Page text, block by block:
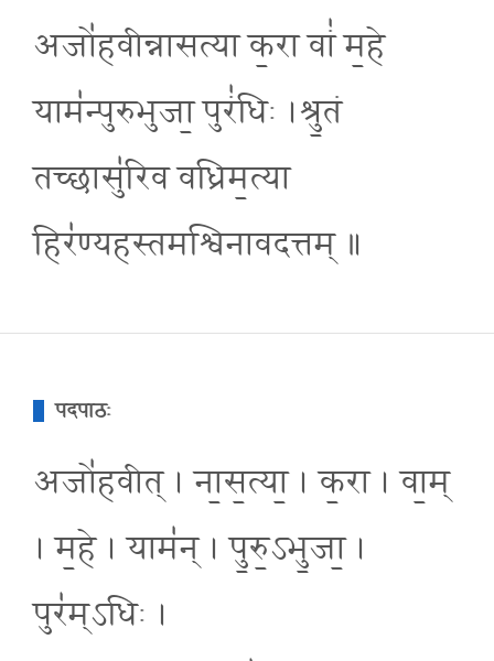
अजो॑हवीन्नासत्या क॒रा वां॑ म॒हे
याम॑न्पुरुभुजा॒ पुरं॑धिः ।श्रु॒तं
तच्छासु॑रिव वध्रिम॒त्या
हिर॑ण्यहस्तमश्विनावदत्तम् ॥
पदपाठः
अजो॑हवीत् । ना॒स॒त्या॒ । क॒रा । वा॒म्
। म॒हे । याम॑न् । पु॒रु॒ऽभु॒जा॒ ।
पुर॑म्ऽधिः ।